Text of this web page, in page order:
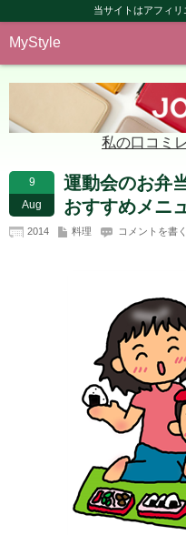
当サイトはアフィ
MyStyle
私の口コミ
9
Aug
運動会のお弁
おすすめメニ
2014 料理 コメントを書く